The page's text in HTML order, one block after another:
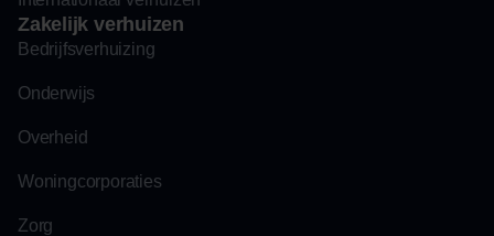
Zakelijk verhuizen
Bedrijfsverhuizing
Onderwijs
Overheid
Woningcorporaties
Zorg